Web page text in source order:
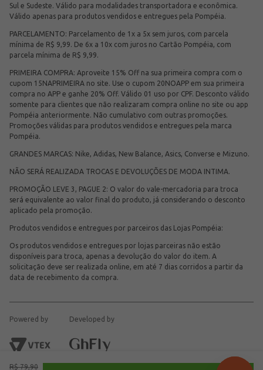
R$ 79,90
Sul e Sudeste. Válido para modalidades transportadora e econômica.
Válido apenas para produtos vendidos e entregues pela Pompéia.
PARCELAMENTO: Parcelamento de 1x a 5x sem juros, com parcela
mínima de R$ 9,99. De 6x a 10x com juros no Cartão Pompéia, com
parcela mínima de R$ 9,99.
PRIMEIRA COMPRA: Aproveite 15% Off na sua primeira compra com o
cupom 15NAPRIMEIRA no site. Use o cupom 20NOAPP em sua primeira
compra no APP e ganhe 20% Off. Válido 01 uso por CPF. Desconto válido
somente para clientes que não realizaram compra online no site ou app
Pompéia anteriormente. Não cumulativo com outras promoções.
Promoções válidas para produtos vendidos e entregues pela marca
Pompéia.
GRANDES MARCAS: Nike, Adidas, New Balance, Asics, Converse e Mizuno.
NÃO SERÁ REALIZADA TROCAS E DEVOLUÇÕES DE MODA INTIMA.
PROMOÇÃO LEVE 3, PAGUE 2: O valor do vale-mercadoria para troca
será equivalente ao valor final do produto, já considerando o desconto
aplicado pela promoção.
Produtos vendidos e entregues por parceiros das Lojas Pompéia:
Os produtos vendidos e entregues por lojas parceiras não estão
disponíveis para troca, apenas a devolução do valor do item. A
solicitação deve ser realizada online, em até 7 dias corridos a partir da
data de recebimento da compra.
Powered by Developed by